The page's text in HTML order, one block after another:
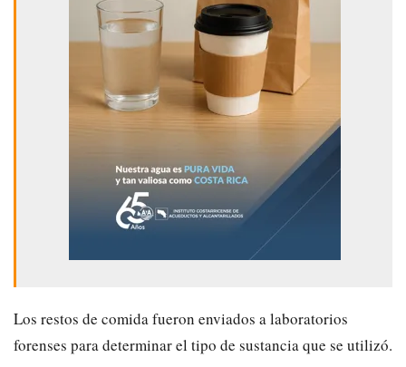
Los restos de comida fueron enviados a laboratorios
forenses para determinar el tipo de sustancia que se utilizó.